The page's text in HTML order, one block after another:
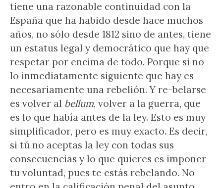
tiene una razonable continuidad con la
España que ha habido desde hace muchos
años, no sólo desde 1812 sino de antes, tiene
un estatus legal y democrático que hay que
respetar por encima de todo. Porque si no
lo inmediatamente siguiente que hay es
necesariamente una rebelión. Y re-belarse
es volver al bellum, volver a la guerra, que
es lo que había antes de la ley. Esto es muy
simplificador, pero es muy exacto. Es decir,
si tú no aceptas la ley con todas sus
consecuencias y lo que quieres es imponer
tu voluntad, pues te estás rebelando. No